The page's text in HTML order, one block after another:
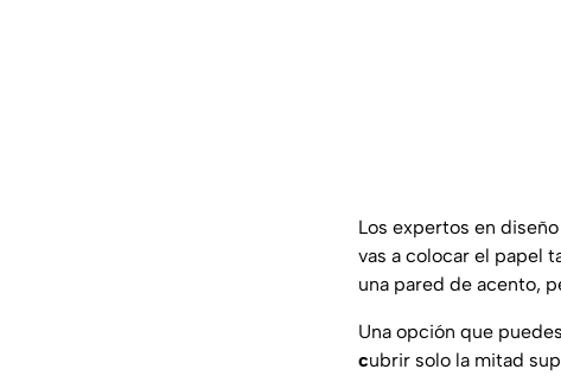
Los expertos en
vas a colocar el papel
una pared de acento,
Una opción que
cubrir solo la mitad